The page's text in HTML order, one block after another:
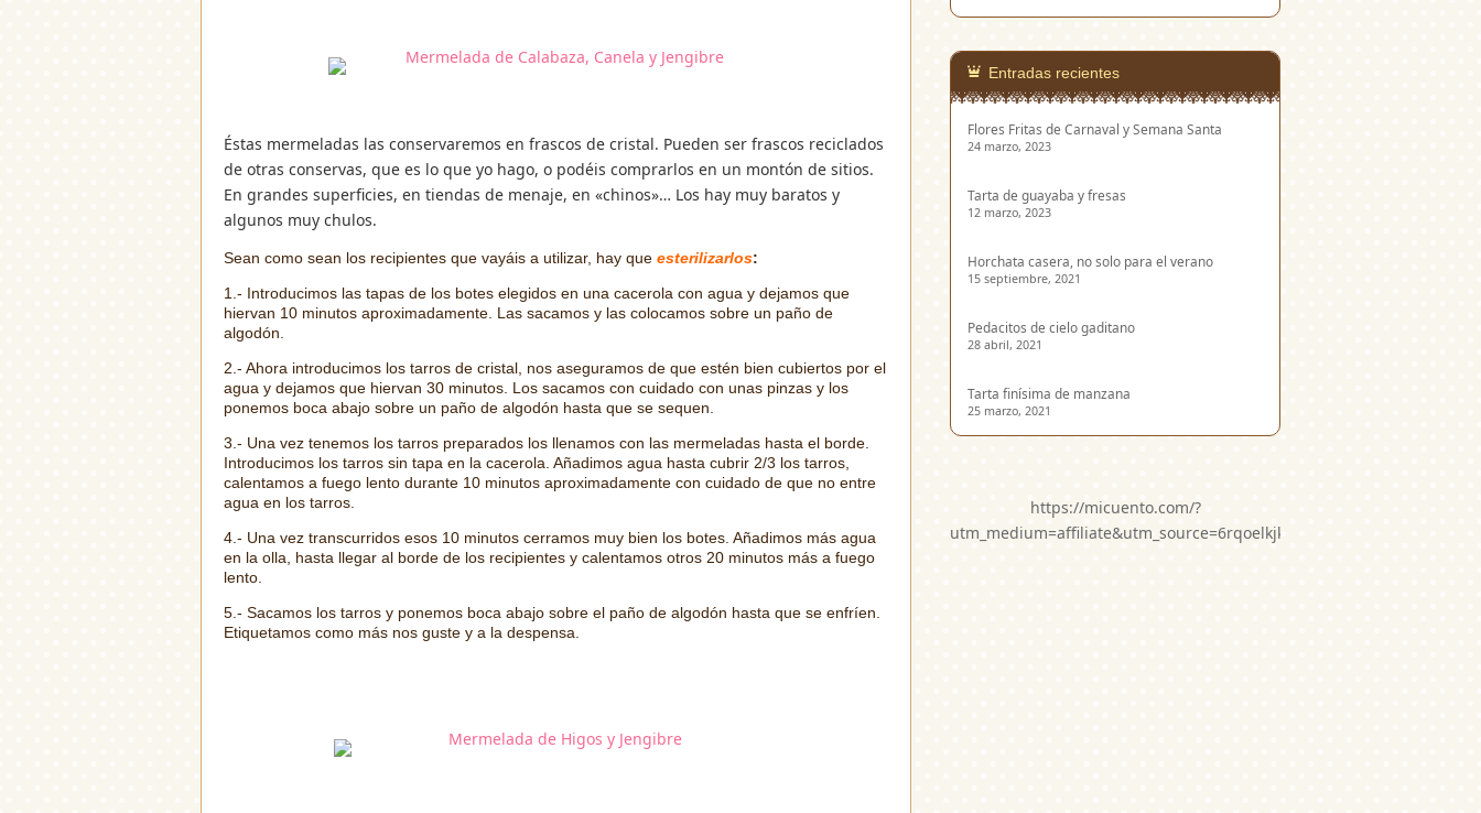
Éstas mermeladas las conservaremos en frascos de cristal. Pueden ser frascos reciclados
de otras conservas, que es lo que yo hago, o podéis comprarlos en un montón de sitios.
En grandes superficies, en tiendas de menaje, en «chinos»… Los hay muy baratos y
algunos muy chulos.
Sean como sean los recipientes que vayáis a utilizar, hay que esterilizarlos:
1.- Introducimos las tapas de los botes elegidos en una cacerola con agua y dejamos que
hiervan 10 minutos aproximadamente. Las sacamos y las colocamos sobre un paño de
algodón.
2.- Ahora introducimos los tarros de cristal, nos aseguramos de que estén bien cubiertos por el
agua y dejamos que hiervan 30 minutos. Los sacamos con cuidado con unas pinzas y los
ponemos boca abajo sobre un paño de algodón hasta que se sequen.
3.- Una vez tenemos los tarros preparados los llenamos con las mermeladas hasta el borde.
Introducimos los tarros sin tapa en la cacerola. Añadimos agua hasta cubrir 2/3 los tarros,
calentamos a fuego lento durante 10 minutos aproximadamente con cuidado de que no entre
agua en los tarros.
4.- Una vez transcurridos esos 10 minutos cerramos muy bien los botes. Añadimos más agua
en la olla, hasta llegar al borde de los recipientes y calentamos otros 20 minutos más a fuego
lento.
5.- Sacamos los tarros y ponemos boca abajo sobre el paño de algodón hasta que se enfríen.
Etiquetamos como más nos guste y a la despensa.
Entradas recientes
Flores Fritas de Carnaval y Semana Santa
24 marzo, 2023
Tarta de guayaba y fresas
12 marzo, 2023
Horchata casera, no solo para el verano
15 septiembre, 2021
Pedacitos de cielo gaditano
28 abril, 2021
Tarta finísima de manzana
25 marzo, 2021
https://micuento.com/?
utm_medium=affiliate&utm_source=6rqoelkjkwg